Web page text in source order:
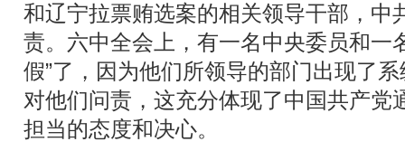
和辽宁拉票贿选案的相关领导干部，中
责。六中全会上，有一名中央委员和一
假”了，因为他们所领导的部门出现了
对他们问责，这充分体现了中国共产党
担当的态度和决心。